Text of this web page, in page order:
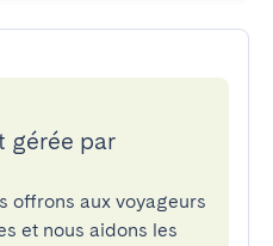
gérée par
offrons aux voyageurs
et nous aidons les